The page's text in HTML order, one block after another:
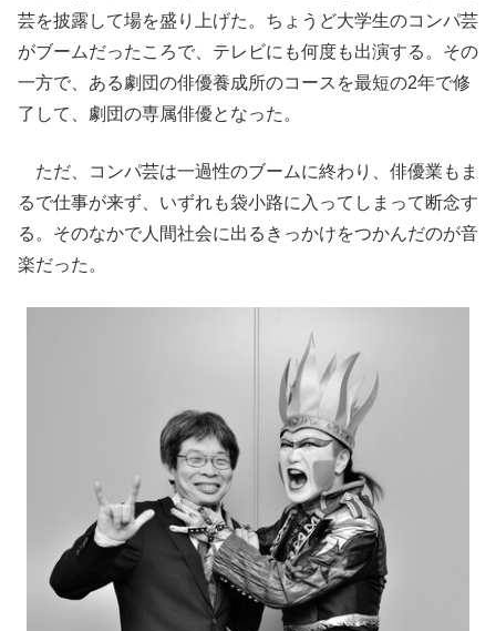
芸を披露して場を盛り上げた。ちょうど大学生のコンパ芸
がブームだったころで、テレビにも何度も出演する。その
一方で、ある劇団の俳優養成所のコースを最短の2年で修
了して、劇団の専属俳優となった。
ただ、コンパ芸は一過性のブームに終わり、俳優業もま
るで仕事が来ず、いずれも袋小路に入ってしまって断念す
る。そのなかで人間社会に出るきっかけをつかんだのが音
楽だった。